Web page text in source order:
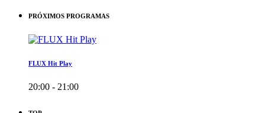
PRÓXIMOS PROGRAMAS
FLUX Hit Play
20:00 - 21:00